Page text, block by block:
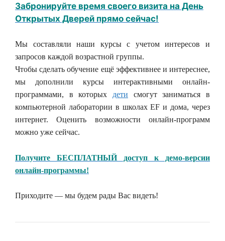
Забронируйте время своего визита на День
Открытых Дверей прямо сейчас!
Мы составляли наши курсы с учетом интересов и
запросов каждой возрастной группы.
Чтобы сделать обучение ещё эффективнее и интереснее,
мы дополнили курсы интерактивными онлайн-
программами, в которых дети смогут заниматься в
компьютерной лаборатории в школах EF и дома, через
интернет. Оценить возможности онлайн-программ
можно уже сейчас.
Получите БЕСПЛАТНЫЙ доступ к демо-версии
онлайн-программы!
Приходите — мы будем рады Вас видеть!